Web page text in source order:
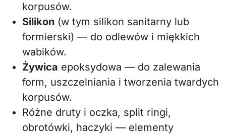
korpusów.
Silikon (w tym silikon sanitarny lub
formierski) — do odlewów i miękkich
wabików.
Żywica epoksydowa — do zalewania
form, uszczelniania i tworzenia twardych
korpusów.
Różne druty i oczka, split ringi,
obrotówki, haczyki — elementy